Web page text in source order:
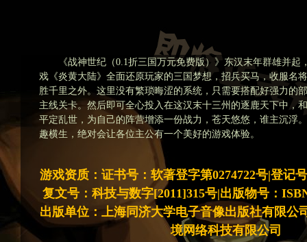
《战神世纪（0.1折三国万元免费版）》东汉末年群雄并起
戏《炎黄大陆》全面还原玩家的三国梦想，招兵买马，收服名
胜千里之外。这里没有繁琐晦涩的系统，只需要搭配好强力的
主线关卡。然后即可全心投入在这汉末十三州的逐鹿天下中，
平定乱世，为自己的阵营增添一份战力，苍天悠悠，谁主沉浮
趣横生，绝对会让各位主公有一个美好的游戏体验。
游戏资质：证书号：软著登字第0274722号|登记
复文号：科技与数字[2011]315号|出版物号：
出版单位：上海同济大学电子音像出版社有限公
境网络科技有限公司